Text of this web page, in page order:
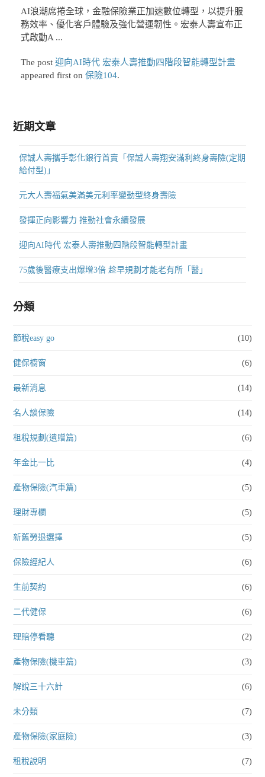
AI浪潮席捲全球，金融保險業正加速數位轉型，以提升服
務效率、優化客戶體驗及強化營運韌性。宏泰人壽宣布正
式啟動A ...
The post 迎向AI時代 宏泰人壽推動四階段智能轉型計畫
appeared first on 保險104.
近期文章
保誠人壽攜手彰化銀行首賣「保誠人壽翔安滿利終身壽險(定期
給付型)」
元大人壽福氣美滿美元利率變動型終身壽險
發揮正向影響力 推動社會永續發展
迎向AI時代 宏泰人壽推動四階段智能轉型計畫
75歲後醫療支出爆增3倍 趁早規劃才能老有所「醫」
分類
節稅easy go (10)
健保櫥窗 (6)
最新消息 (14)
名人談保險 (14)
租稅規劃(遺贈篇) (6)
年金比一比 (4)
產物保險(汽車篇) (5)
理財專欄 (5)
新舊勞退選擇 (5)
保險經紀人 (6)
生前契約 (6)
二代健保 (6)
理賠停看聽 (2)
產物保險(機車篇) (3)
解說三十六計 (6)
未分類 (7)
產物保險(家庭險) (3)
租稅說明 (7)